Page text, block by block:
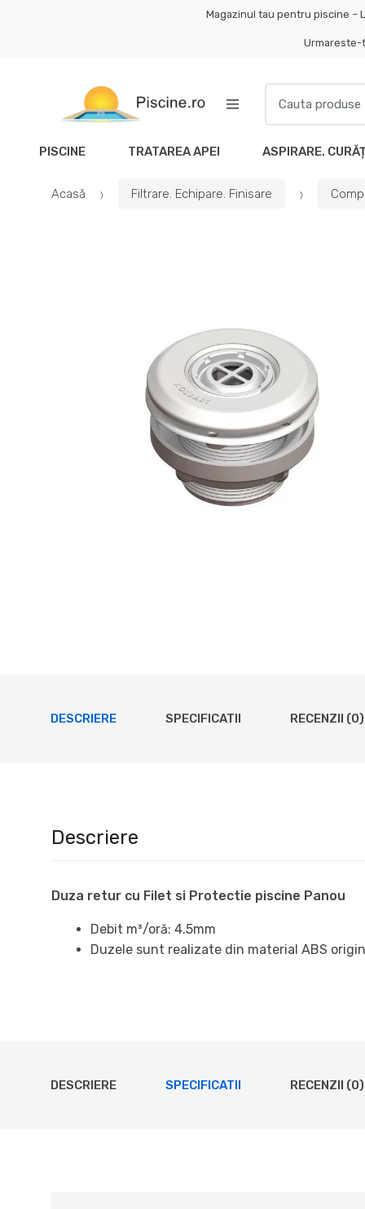
Magazinul tau pentru piscine –
Urmareste-
for:
PISCINE TRATAREA APEI ASPIRARE.
Acasă Filtrare. Echipare. Finisare
DESCRIERE SPECIFICATII RECENZII (0)
Descriere
Duza retur cu Filet si Protectie piscine Panou
Debit m³/oră: 4.5mm
Duzele sunt realizate din material ABS
DESCRIERE SPECIFICATII RECENZII (0)